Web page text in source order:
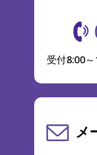
受付8:00～
メ